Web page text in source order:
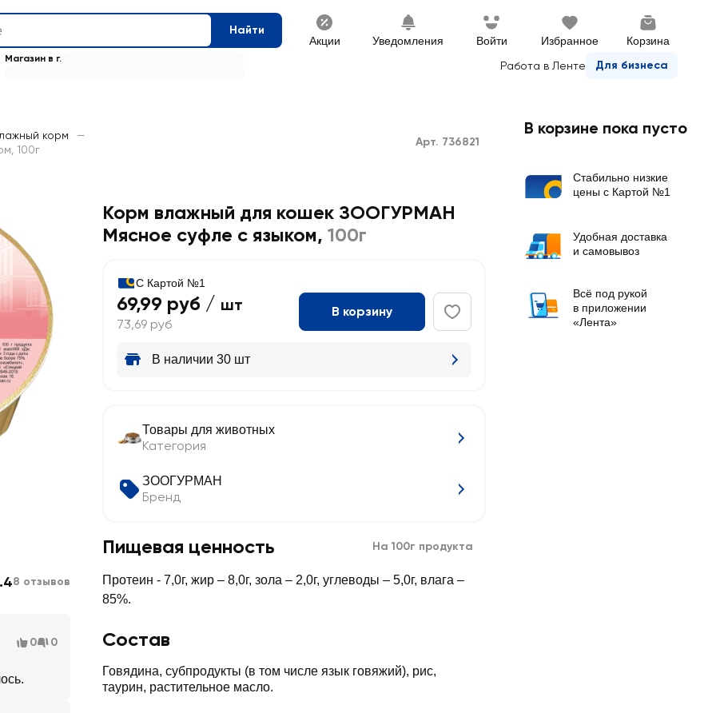
Найти
Акции Уведомления Войти Избранное
Корзина
Работа в Ленте
Для бизнеса
Магазин в г.
корм
—
100г
Арт. 736821
Корм влажный для кошек ЗООГУРМАН
Мясное суфле с языком, 100г
С Картой №1
69,99 руб / шт
73,69 руб
В корзину
В наличии 30 шт
Товары для животных
Категория
ЗООГУРМАН
Бренд
Пищевая ценность На 100г продукта
Протеин - 7,0г, жир – 8,0г, зола – 2,0г, углеводы – 5,0г, влага –
85%.
Состав
Говядина, субпродукты (в том числе язык говяжий), рис,
таурин, растительное масло.
8 отзывов
0 0
В корзине пока пусто
Стабильно низкие
цены с Картой №1
Удобная доставка
и самовывоз
Всё под рукой
в приложении
«Лента»